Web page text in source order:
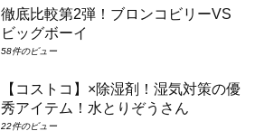
徹底比較第2弾！ブロンコビリーVS
ビッグボーイ
58件のビュー
【コストコ】×除湿剤！湿気対策の優
秀アイテム！水とりぞうさん
22件のビュー